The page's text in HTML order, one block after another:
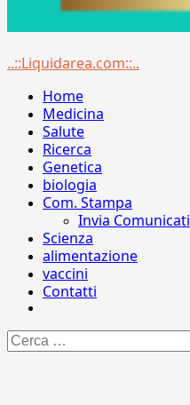
Menu
..::Liquidarea.com::..
Home
Medicina
Salute
Ricerca
Genetica
biologia
Com. Stampa
Invia Comunicati
Scienza
alimentazione
vaccini
Contatti
Ricerca
per: